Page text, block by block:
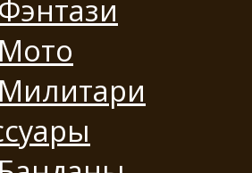
Фэнтази
Мото
Милитари